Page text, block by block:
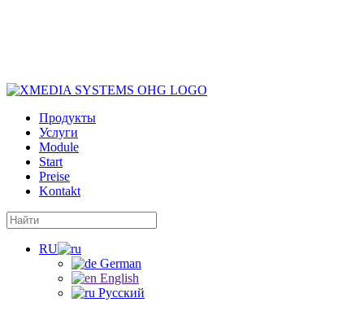
Продукты
Услуги
Module
Start
Preise
Kontakt
RU
German
English
Русский